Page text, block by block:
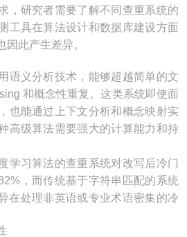
，研究者需要了解不同查重系统的
工具在算法设计和数据库建设方面
此产生差异。
语义分析技术，能够超越简单的文
和概念性重复。这类系统即使面
也能通过上下文分析和概念映射实
高级算法需要强大的计算能力和持
学习算法的查重系统对改写后冷门
，而传统基于字符串匹配的系统
在处理非英语或专业术语密集的冷